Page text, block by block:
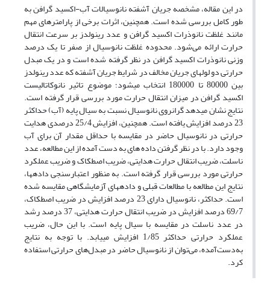
در این مقاله، مشخصه جریان آشفته نانوسیالات آب-اکسید گرافن به
طور کامل بررسی شده است. همچنین، اثرات برخی از پارامترهای مهم
مانند غلظت نانوذرات اکسید گرافن و عدد رینولدز بر سرعت انتقال
حرارت ارائه می‌شود. محدوده غلظت نانوسیال از صفر تا یک درصد
وزنی نانوذرات اکسید گرافن در نظر گرفته شده است و در یک مبدل
حرارتی دو لوله‏ای جریان مخالف در شرایط جریان آشفته که عدد رینولدز
بین 80000 تا 180000 انتخاب می‏شود؛ موضوع تاثیر نانوکاتالیست
اکسید گرافن در میزان انتقال حرارت مورد بررسی قرار گرفته است.
نتایج نشان می­دهد گرانروی نانوسیال نسبت به سیال پایه (آب) حداکثر
23 درصد افزایش یافته است. همچنین، افزایش 25/4 درصدی هدایت
حرارتی در نانوسیال حاضر در مقایسه با حداقل مقدار آن برای آب
وجود دارد. با در نظر گرفتن داده‏ های به دست آمده از این مطالعه، عدد
ناسلت، ضریب انتقال حرارت هدایتی، ضریب اصطکاک و ضریب عملکرد
حرارتی مورد بررسی قرار گرفته است. به منظور اعتبارسنجی داده‏ها،
نتایج این مطالعه با مطالعات قبلی و داده‏های آزمایشگاهی مقایسه شده
است. حداکثر، نانوسیال دارای 23 درصد افزایش در ضریب اصطکاک،
69/7 درصد افزایش در ضریب انتقال حرارت هدایتی، 37 درصد رشد
در عدد ناسلت در مقایسه با سیال پایه است. با این حال، ضریب
عملکرد حرارتی حداکثر 1/85 افزایش می‏یابد. با توجه به نتایج
به‌دست‌آمده، می‌توان از نانوسیال حاضر در مبدل‌های حرارتی استفاده
کرد.